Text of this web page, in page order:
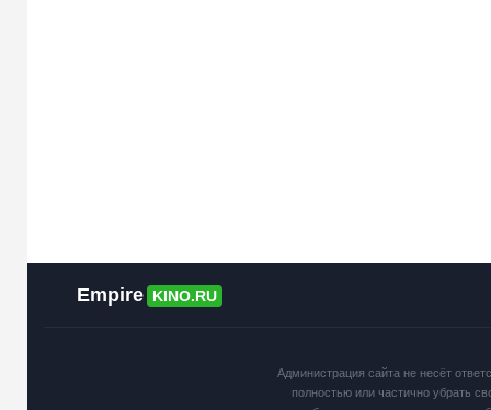
Empire KINO.RU
Администрация сайта не несёт
полностью или частично убрать